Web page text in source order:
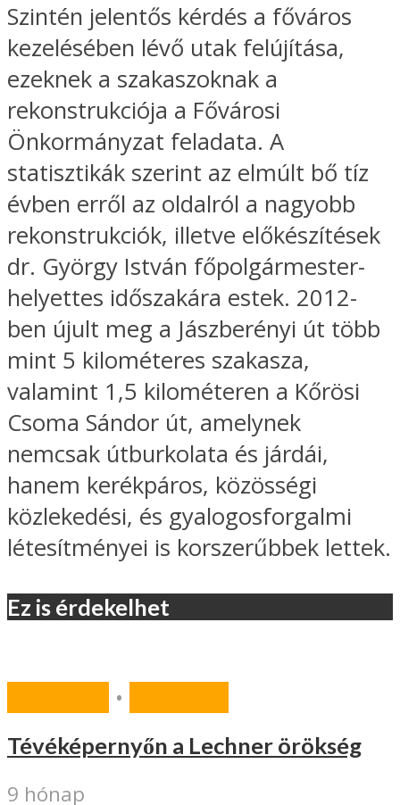
Szintén jelentős kérdés a főváros
kezelésében lévő utak felújítása,
ezeknek a szakaszoknak a
rekonstrukciója a Fővárosi
Önkormányzat feladata. A
statisztikák szerint az elmúlt bő tíz
évben erről az oldalról a nagyobb
rekonstrukciók, illetve előkészítések
dr. György István főpolgármester-
helyettes időszakára estek. 2012-
ben újult meg a Jászberényi út több
mint 5 kilométeres szakasza,
valamint 1,5 kilométeren a Kőrösi
Csoma Sándor út, amelynek
nemcsak útburkolata és járdái,
hanem kerékpáros, közösségi
közlekedési, és gyalogosforgalmi
létesítményei is korszerűbbek lettek.
Ez is érdekelhet
•
Tévéképernyőn a Lechner örökség
9 hónap